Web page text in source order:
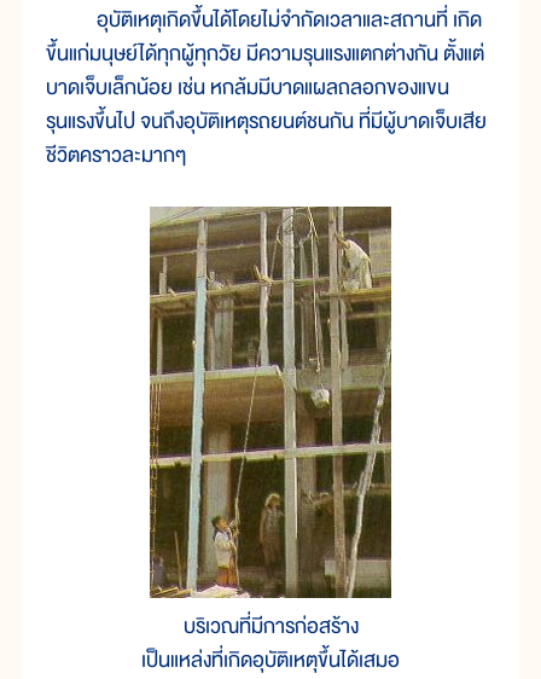
อุบัติเหตุเกิดขึ้นได้โดยไม่จำกัดเวลาและสถานที่ เกิด
ขึ้นแก่มนุษย์ได้ทุกผู้ทุกวัย มีความรุนแรงแตกต่างกัน ตั้งแต่
บาดเจ็บเล็กน้อย เช่น หกล้มมีบาดแผลถลอกของแขน
รุนแรงขึ้นไป จนถึงอุบัติเหตุรถยนต์ชนกัน ที่มีผู้บาดเจ็บเสีย
ชีวิตคราวละมากๆ
บริเวณที่มีการก่อสร้าง
เป็นแหล่งที่เกิดอุบัติเหตุขึ้นได้เสมอ